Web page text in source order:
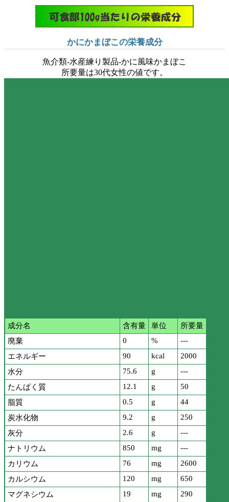
かにかまぼこの栄養成分
魚介類-水産練り製品-かに風味かまぼこ
所要量は30代女性の値です。
成分名 含有量 単位
所要量
廃棄
0 %
---
エネルギー
90 kcal
2000
水分
75.6 g
---
たんぱく質
12.1 g
50
脂質
0.5 g
44
炭水化物
9.2 g
250
灰分
2.6 g
---
ナトリウム
850 mg
---
カリウム
76 mg
2600
カルシウム
120 mg
650
マグネシウム
19 mg
290